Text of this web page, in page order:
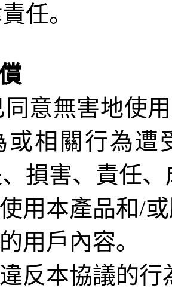
任。
同意無害地使
或相關行為遭
損害、責任
用本產品和/
用戶內容。
反本協議的行